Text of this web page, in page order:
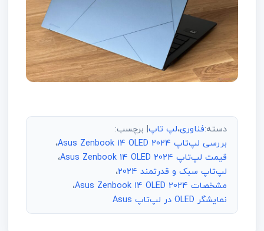
دسته:فناوری،لپ تاپ| برچسب:
بررسی لپ‌تاپ Asus Zenbook 14 OLED 2024
،
قیمت لپ‌تاپ Asus Zenbook 14 OLED 2024
،
لپ‌تاپ سبک و قدرتمند 2024
،
مشخصات Asus Zenbook 14 OLED 2024
،
نمایشگر OLED در لپ‌تاپ Asus